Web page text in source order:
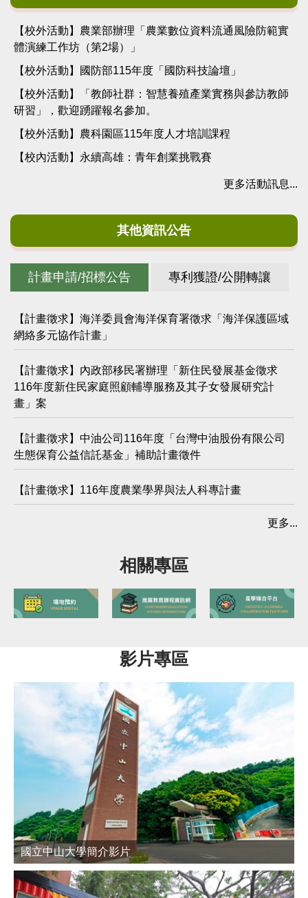
【校外活動】農業部辦理「農業數位資料流通風險防範實
體演練工作坊（第2場）」
【校外活動】國防部115年度「國防科技論壇」
【校外活動】「教師社群：智慧養殖產業實務與參訪教師
研習」，歡迎踴躍報名參加。
【校外活動】農科園區115年度人才培訓課程
【校內活動】永續高雄：青年創業挑戰賽
更多活動訊息...
其他資訊公告
計畫申請/招標公告 專利獲證/公開轉讓
【計畫徵求】海洋委員會海洋保育署徵求「海洋保護區域
網絡多元協作計畫」
【計畫徵求】內政部移民署辦理「新住民發展基金徵求
116年度新住民家庭照顧輔導服務及其子女發展研究計
畫」案
【計畫徵求】中油公司116年度「台灣中油股份有限公司
生態保育公益信託基金」補助計畫徵件
【計畫徵求】116年度農業學界與法人科專計畫
更多...
相關專區
影片專區
國立中山大學簡介影片